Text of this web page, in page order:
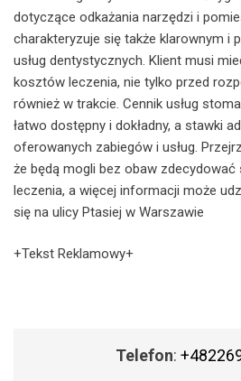
dotyczące odkażania narzędzi i
charakteryzuje się także klarownym i
usług dentystycznych. Klient musi
kosztów leczenia, nie tylko przed
również w trakcie. Cennik usług
łatwo dostępny i dokładny, a stawki
oferowanych zabiegów i usług.
że będą mogli bez obaw
leczenia, a więcej informacji może
się na ulicy Ptasiej w Warszawie
+Tekst Reklamowy+
Telefon: